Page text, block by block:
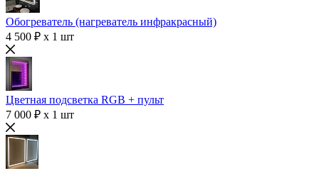
Обогреватель (нагреватель инфракрасный)
4 500 ₽ x 1 шт
Цветная подсветка RGB + пульт
7 000 ₽ x 1 шт